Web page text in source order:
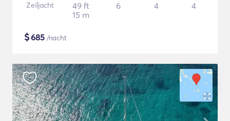
Zeiljacht
49 ft
15 m
6 4 4
$685 /nacht